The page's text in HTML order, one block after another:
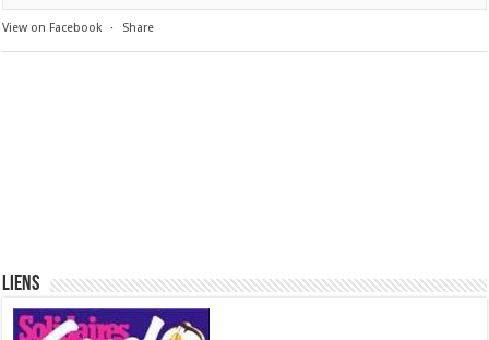
View on Facebook · Share
Liens